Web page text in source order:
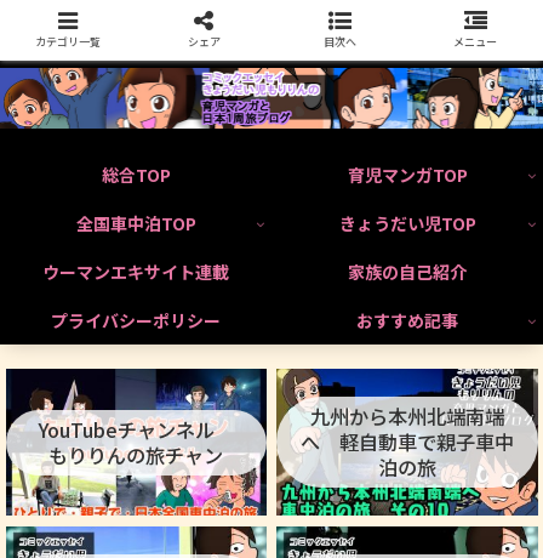
総合TOP
育児マンガTOP
全国車中泊TOP
きょうだい児TOP
ウーマンエキサイト連載
家族の自己紹介
プライバシーポリシー
おすすめ記事
YouTubeチャンネル
もりりんの旅チャン
九州から本州北端南端
へ 軽自動車で親子車中
泊の旅
カテゴリ一覧 シェア 目次へ メニュー